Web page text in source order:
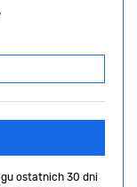
ostatnich 30 dni